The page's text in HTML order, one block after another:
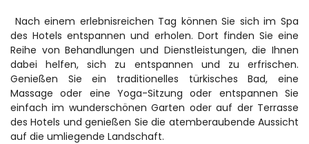
des Hotels entspannen und erholen. Dort finden Sie eine
Reihe von Behandlungen und Dienstleistungen, die Ihnen
dabei helfen, sich zu entspannen und zu erfrischen.
Genießen Sie ein traditionelles türkisches Bad, eine
Massage oder eine Yoga-Sitzung oder entspannen Sie
einfach im wunderschönen Garten oder auf der Terrasse
des Hotels und genießen Sie die atemberaubende Aussicht
auf die umliegende Landschaft.